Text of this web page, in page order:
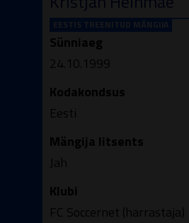
EESTIS TREENITUD MÄNGIJA
Sünniaeg
24.10.1999
Kodakondsus
Eesti
Mängija litsents
Jah
Klubi
FC Soccernet (harrastaja)